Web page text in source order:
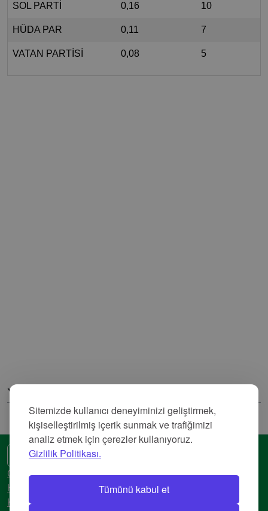
Sitemizde kullanıcı deneyiminizi geliştirmek,
kişiselleştirilmiş içerik sunmak ve trafiğimizi
analiz etmek için çerezler kullanıyoruz.
Gizlilik Politikası.
Tümünü kabul et
SOL PARTİ 0,16 10
HÜDA PAR 0,11 7
VATAN PARTİSİ 0,08 5
Yorumlar
🌍 Başka bir dil
Gizlilik Politikası
Hizmet Şartları
Künye